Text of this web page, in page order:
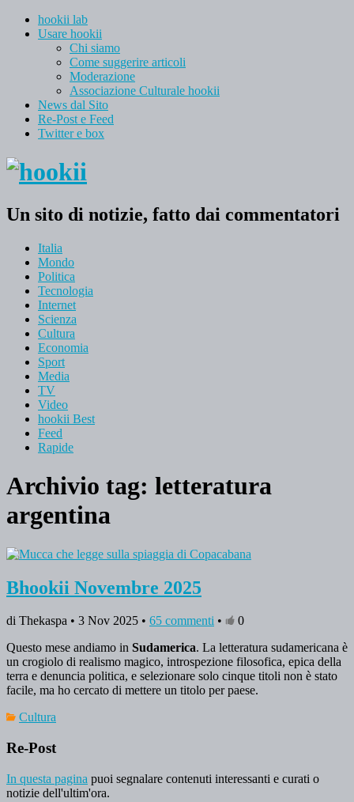
hookii lab
Usare hookii
Chi siamo
Come suggerire articoli
Moderazione
Associazione Culturale hookii
News dal Sito
Re-Post e Feed
Twitter e box
Un sito di notizie, fatto dai commentatori
Italia
Mondo
Politica
Tecnologia
Internet
Scienza
Cultura
Economia
Sport
Media
TV
Video
hookii Best
Feed
Rapide
Archivio tag: letteratura
argentina
Bhookii Novembre 2025
di Thekaspa • 3 Nov 2025 • 65 commenti •
0
Questo mese andiamo in Sudamerica. La letteratura sudamericana è
un crogiolo di realismo magico, introspezione filosofica, epica della
terra e denuncia politica, e selezionare solo cinque titoli non è stato
facile, ma ho cercato di mettere un titolo per paese.
Cultura
Re-Post
In questa pagina puoi segnalare contenuti interessanti e curati o
notizie dell'ultim'ora.